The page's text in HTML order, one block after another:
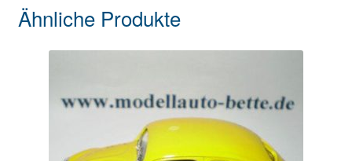
Ähnliche Produkte